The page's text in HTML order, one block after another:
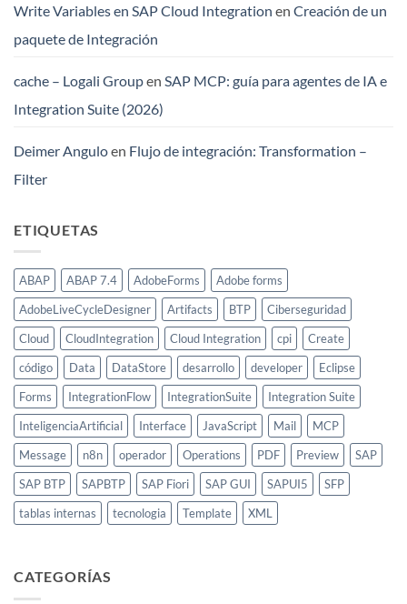
Write Variables en SAP Cloud Integration en Creación de un
paquete de Integración
cache – Logali Groupen SAP MCP: guía para agentes de IA e
Integration Suite (2026)
Deimer Anguloen Flujo de integración: Transformation –
Filter
ETIQUETAS
ABAP ABAP 7.4 AdobeForms
Adobe forms
AdobeLiveCycleDesigner
Artifacts BTP
Ciberseguridad
Cloud
CloudIntegration Cloud Integration cpi
Create
código
Data DataStore desarrollo developer
Eclipse
Forms
IntegrationFlow IntegrationSuite
Integration Suite
InteligenciaArtificial
Interface JavaScript Mail
MCP
Message
n8n operador Operations PDF Preview
SAP
SAP BTP
SAPBTP SAP Fiori SAP GUI SAPUI5
SFP
tablas internas
tecnologia Template XML
CATEGORÍAS